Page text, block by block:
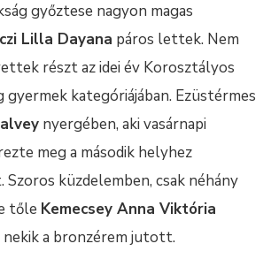
győztese nagyon magas
Lilla Dayana páros lettek. Nem
részt az idei év Korosztályos
gyermek kategóriájában. Ezüstérmes
nyergében, aki vasárnapi
meg a második helyhez
küzdelemben, csak néhány
tőle Kemecsey Anna Viktória
nekik a bronzérem jutott.